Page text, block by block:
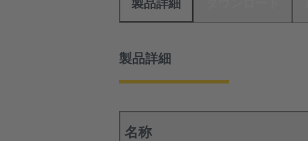
製品詳細
製品詳細
名称